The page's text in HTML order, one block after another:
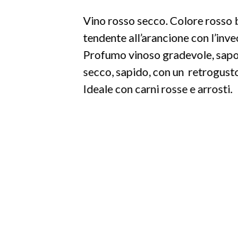
Vino rosso secco. Colore rosso
tendente all’arancione con
Profumo vinoso gradevole,
secco, sapido, con un
Ideale con carni rosse e arrosti.